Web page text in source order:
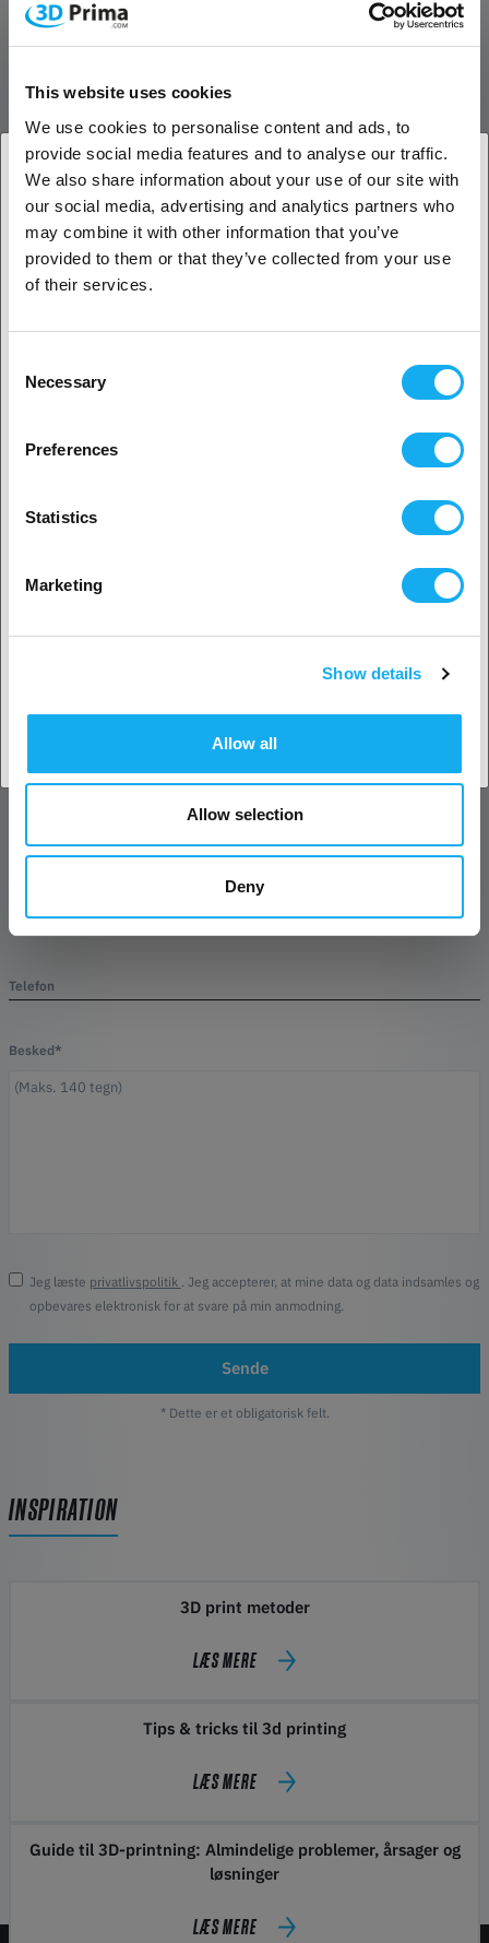
This website uses cookies
We use cookies to personalise content and ads, to
provide social media features and to analyse our traffic.
We also share information about your use of our site with
our social media, advertising and analytics partners who
may combine it with other information that you’ve
provided to them or that they’ve collected from your use
of their services.
Selection
Necessary
Preferences
Statistics
Marketing
Show details
Allow all
Allow selection
Deny
PRODUKT BESKRIVELSE
Højtydende hotend til Bambu Lab-printere
erstatningshotend udviklet af PrimaCreator og designet til fuld
kompatibilitet med Bambu Lab 3D-printere. Med en titanium
heatbreak, kobberbelagt varmeblok og hærdet ståldyse kombinerer
den effektiv varmehåndtering, holdbarhed og præcision til krævende
printopgaver.
ANMELDELSER
SPØRGSMÅL OM ARTIKLEN?
Telefon
Besked*
Jeg læste privatlivspolitik
. Jeg accepterer, at mine data og data indsamles og
opbevares elektronisk for at svare på min anmodning.
Sende
* Dette er et obligatorisk felt.
INSPIRATION
3D print metoder
LÆS MERE
Tips & tricks til 3d printing
LÆS MERE
Guide til 3D-printning: Almindelige problemer, årsager og
løsninger
LÆS MERE
1. Er du erhvervskunde eller privatkunde?
Erhvervskunde
Privat kunde